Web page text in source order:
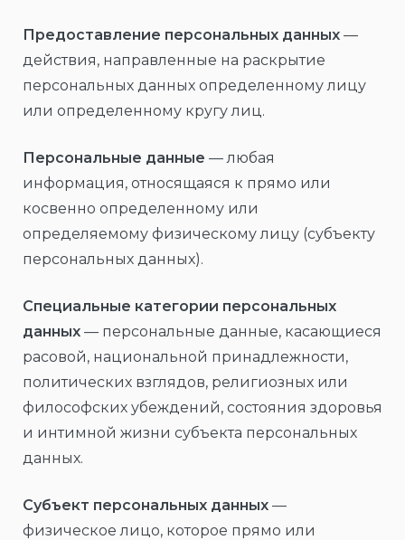
Предоставление персональных данных —
действия, направленные на раскрытие
персональных данных определенному лицу
или определенному кругу лиц.
Персональные данные — любая
информация, относящаяся к прямо или
косвенно определенному или
определяемому физическому лицу (субъекту
персональных данных).
Специальные категории персональных
данных — персональные данные, касающиеся
расовой, национальной принадлежности,
политических взглядов, религиозных или
философских убеждений, состояния здоровья
и интимной жизни субъекта персональных
данных.
Субъект персональных данных —
физическое лицо, которое прямо или